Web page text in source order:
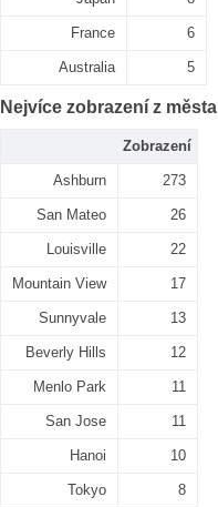
France 6
Australia 5
Nejvíce zobrazení z města
Zobrazení
Ashburn 273
San Mateo 26
Louisville 22
Mountain View 17
Sunnyvale 13
Beverly Hills 12
Menlo Park 11
San Jose 11
Hanoi 10
Tokyo 8